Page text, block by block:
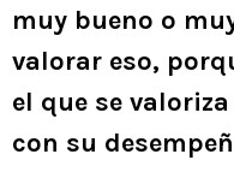
muy bueno o
valorar eso,
el que se
con su